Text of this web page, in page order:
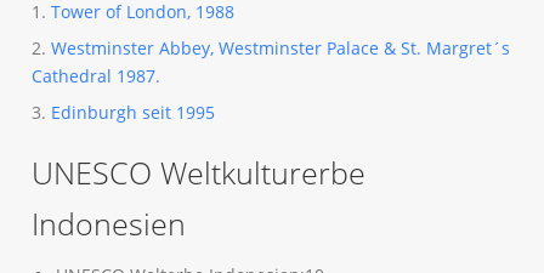
1.Tower of London, 1988
2.Westminster Abbey, Westminster Palace & St. Margret´s
Cathedral 1987.
3. Edinburgh seit 1995
UNESCO Weltkulturerbe
Indonesien